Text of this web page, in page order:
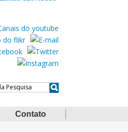
Contato